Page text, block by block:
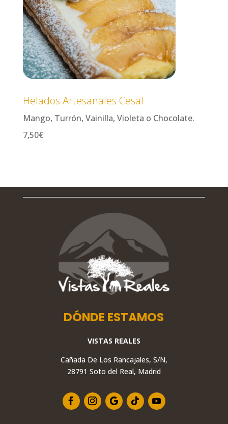
Helados Artesanales Cesal
Mango, Turrón, Vainilla, Violeta o Chocolate.
7,50€
DÓNDE ESTAMOS
VISTAS REALES
Cañada De Los Rancajales, S/N,
28791 Soto del Real, Madrid